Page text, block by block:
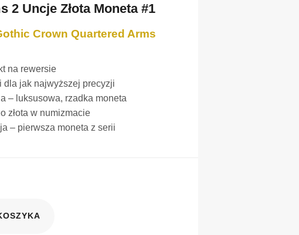
2 Uncje Złota Moneta #1
Crown Quartered Arms
na rewersie
dla jak najwyższej precyzji
– luksusowa, rzadka moneta
złota w numizmacie
– pierwsza moneta z serii